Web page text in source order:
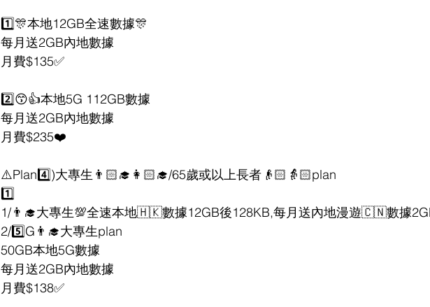
1️⃣🎊本地12GB全速數據🎊
每月送2GB內地數據
月費$135✅
2️⃣😙👍本地5G 112GB數據
每月送2GB內地數據
月費$235❤️
⚠️Plan4️⃣)大專生👨🏻‍🎓👩🏻‍🎓/65歲或以上長者👴🏻👵🏻plan
1️⃣
1/👨‍🎓大專生💯全速本地🇭🇰數據12GB後128KB,每月送內地漫遊🇨🇳數據
2/5️⃣G👨‍🎓大專生plan
50GB本地5G數據
每月送2GB內地數據
月費$138✅